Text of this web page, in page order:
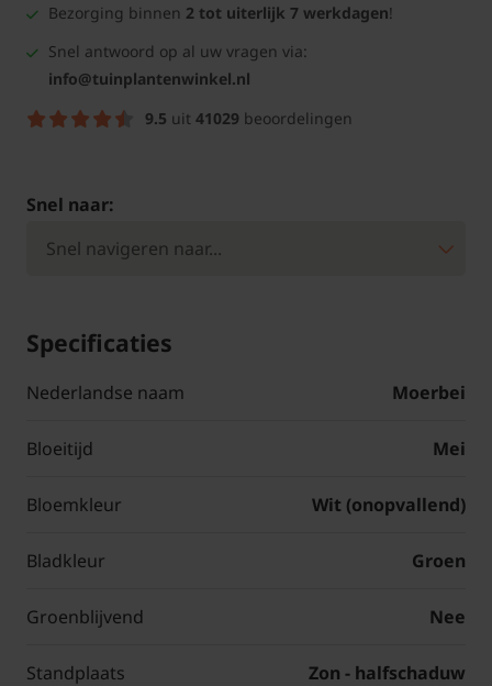
Bezorging binnen 2 tot uiterlijk 7 werkdagen!
Snel antwoord op al uw vragen via:
info@tuinplantenwinkel.nl
9.5 uit 41029 beoordelingen
Snel naar:
Specificaties
Nederlandse naam Moerbei
Bloeitijd Mei
Bloemkleur Wit (onopvallend)
Bladkleur Groen
Groenblijvend Nee
Standplaats Zon - halfschaduw